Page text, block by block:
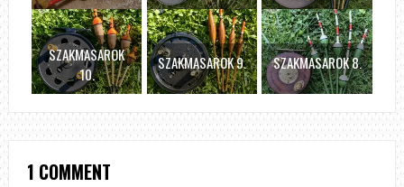
SZAKMASAROK
10.
SZAKMASAROK 9. SZAKMASAROK 8.
1 COMMENT